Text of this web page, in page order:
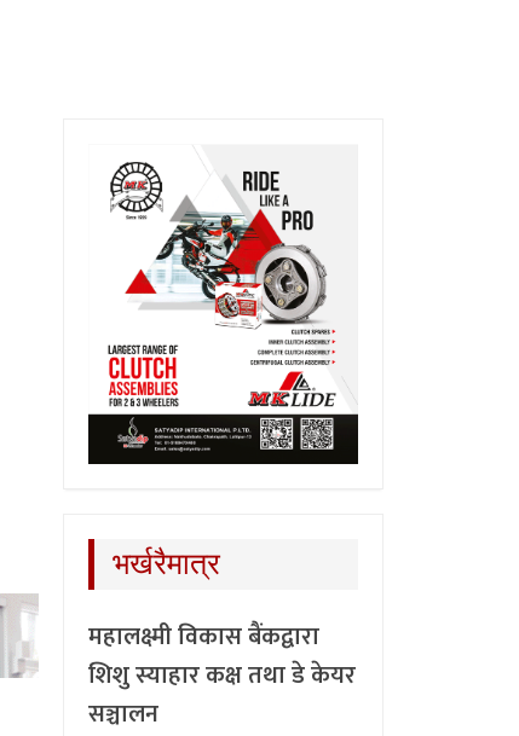
भर्खरैमात्र
महालक्ष्मी विकास बैंकद्वारा
शिशु स्याहार कक्ष तथा डे केयर
सञ्चालन